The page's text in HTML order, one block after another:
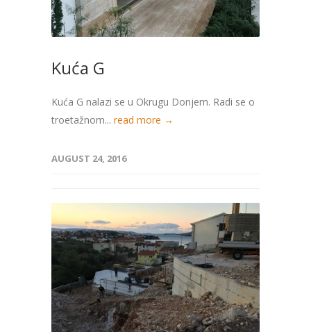
Kuća G
Kuća G nalazi se u Okrugu Donjem. Radi se o
troetažnom... read more →
AUGUST 24, 2016